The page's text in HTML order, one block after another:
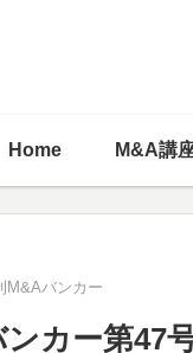
Home M&A講
M&Aバンカー
カー第47